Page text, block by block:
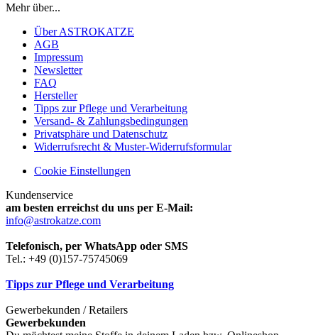
Mehr über...
Über ASTROKATZE
AGB
Impressum
Newsletter
FAQ
Hersteller
Tipps zur Pflege und Verarbeitung
Versand- & Zahlungsbedingungen
Privatsphäre und Datenschutz
Widerrufsrecht & Muster-Widerrufsformular
Cookie Einstellungen
Kundenservice
am besten erreichst du uns per E-Mail:
info@astrokatze.com
Telefonisch, per WhatsApp oder SMS
Tel.: +49 (0)157-75745069
Tipps zur Pflege und Verarbeitung
Gewerbekunden / Retailers
Gewerbekunden